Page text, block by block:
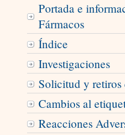
Portada e
Fármacos
Índice
Investigaciones
Solicitud y retiros
Cambios al
Reacciones